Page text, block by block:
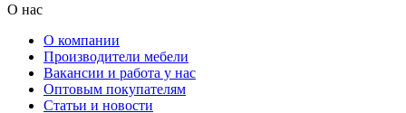
О нас
О компании
Производители мебели
Вакансии и работа у нас
Оптовым покупателям
Статьи и новости